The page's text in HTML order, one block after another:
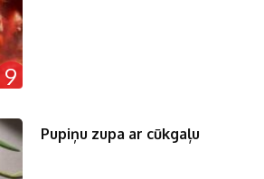
9
Pupiņu zupa ar cūkgaļu